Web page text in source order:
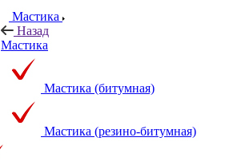
Мастика
Назад
Мастика
Мастика (битумная)
Мастика (резино-битумная)